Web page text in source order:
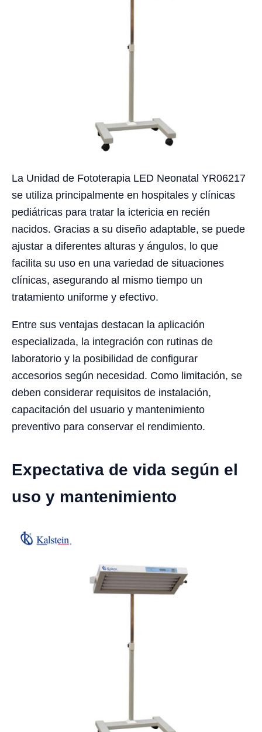
La Unidad de Fototerapia LED Neonatal YR06217
se utiliza principalmente en hospitales y clínicas
pediátricas para tratar la ictericia en recién
nacidos. Gracias a su diseño adaptable, se puede
ajustar a diferentes alturas y ángulos, lo que
facilita su uso en una variedad de situaciones
clínicas, asegurando al mismo tiempo un
tratamiento uniforme y efectivo.
Entre sus ventajas destacan la aplicación
especializada, la integración con rutinas de
laboratorio y la posibilidad de configurar
accesorios según necesidad. Como limitación, se
deben considerar requisitos de instalación,
capacitación del usuario y mantenimiento
preventivo para conservar el rendimiento.
Expectativa de vida según el
uso y mantenimiento